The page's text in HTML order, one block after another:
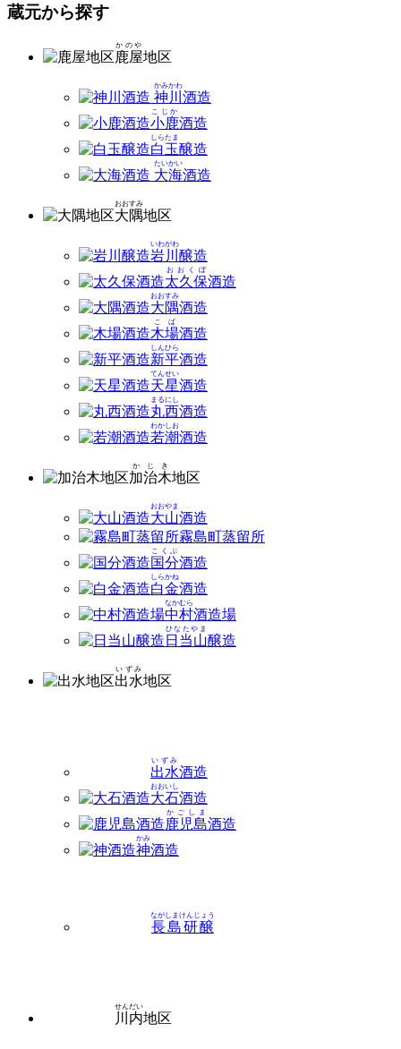
蔵元から探す
鹿屋
かのや
地区
神川
かみかわ
酒造
小鹿
こじか
酒造
白玉
しらたま
醸造
大海
たいかい
酒造
大隅
おおすみ
地区
岩川
いわがわ
醸造
太久保
おおくぼ
酒造
大隅
おおすみ
酒造
木場
こば
酒造
新平
しんひら
酒造
天星
てんせい
酒造
丸西
まるにし
酒造
若潮
わかしお
酒造
加治木
かじき
地区
大山
おおやま
酒造
霧島町蒸留所
国分
こくぶ
酒造
白金
しらかね
酒造
中村
なかむら
酒造場
日当山
ひなたやま
醸造
出水
いずみ
地区
出水
いずみ
酒造
大石
おおいし
酒造
鹿児島
かごしま
酒造
神
かみ
酒造
長島研醸
ながしまけんじょう
川内
せんだい
地区